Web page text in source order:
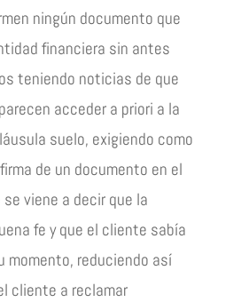
ningún documento que
financiera sin antes
teniendo noticias de que
acceder a priori a la
suelo, exigiendo como
de un documento en el
viene a decir que la
fe y que el cliente sabía
momento, reduciendo así
cliente a reclamar